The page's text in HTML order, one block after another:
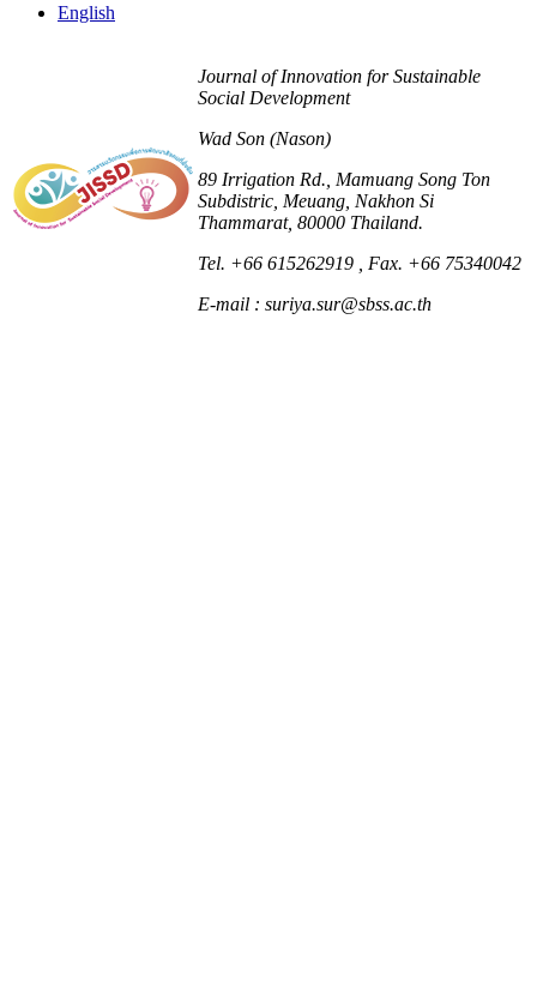
English
Journal of Innovation for Sustainable
Social Development
Wad Son (Nason)
89 Irrigation Rd., Mamuang Song Ton
Subdistric, Meuang, Nakhon Si
Thammarat, 80000 Thailand.
Tel. +66 615262919 , Fax. +66 75340042
E-mail : suriya.sur@sbss.ac.th